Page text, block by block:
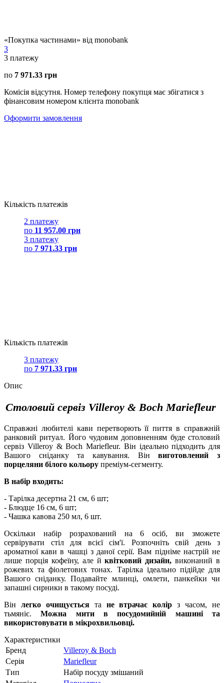
«Покупка частинами» від monobank
3
3 платежу
по 7 971.33 грн
Комісія відсутня. Номер телефону покупця має збігатися з
фінансовим номером клієнта monobank
Оформити замовлення
Кількість платежів
2 платежу
по 11 957.00 грн
3 платежу
по 7 971.33 грн
Кількість платежів
3 платежу
по 7 971.33 грн
Опис
Столовий сервіз Villeroy & Boch Mariefleur
Справжні любителі кави перетворють її пиття в справжній
ранковий ритуал. Його чудовим доповненням буде столовий
сервіз Villeroy & Boch Mariefleur. Він ідеально підходить для
Вашого сніданку та кавування. Вінвиготовлений з
порцеляни білого кольору преміум-сегменту.
В набір входить:
- Тарілка десертна 21 см, 6 шт;
- Блюдце 16 см, 6 шт;
- Чашка кавова 250 мл, 6 шт.
Оскільки набір розрахований на 6 осіб, ви зможете
сервірувати стіл для всієї сім'ї. Розпочніть свій день з
ароматної кави в чашці з даної серії. Вам підніме настрій не
лише порція кофеїну, але йквітковий дизайн, виконаний в
рожевих та фіолетових тонах. Тарілка ідеально підійде для
Вашого сніданку. Подавайте млинці, омлети, панкейки чи
запашні сирники в такому посуді.
Він легко очищуєтьсята не втрачає колір з часом, не
тьмяніє.Можна мити в посудомийній машині та
використовувати в мікрохвильовці.
Характеристики
Бренд
Villeroy & Boch
Серія
Mariefleur
Тип
Набір посуду змішаний